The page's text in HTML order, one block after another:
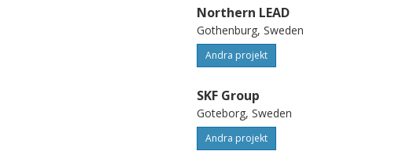
Northern LEAD
Gothenburg, Sweden
Andra projekt
SKF Group
Goteborg, Sweden
Andra projekt